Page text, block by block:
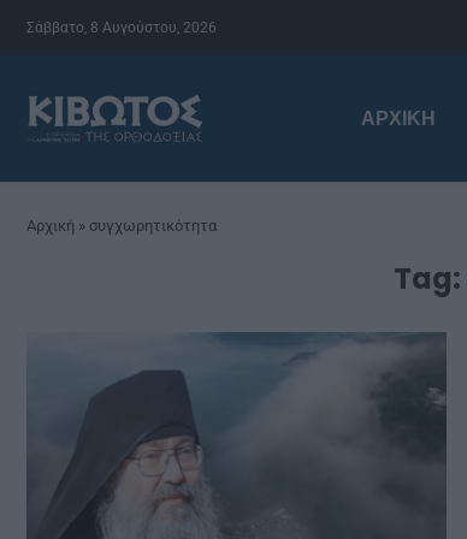
Σάββατο, 8 Αυγούστου, 2026
ΑΡΧΙΚΉ
Αρχική » συγχωρητικότητα
Tag: